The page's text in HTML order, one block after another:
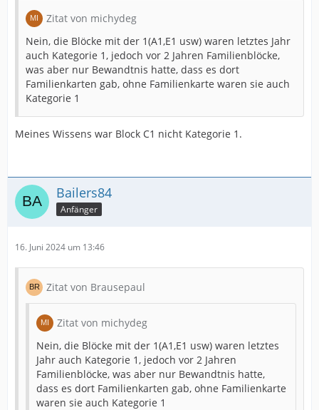
Zitat von michydeg
Nein, die Blöcke mit der 1(A1,E1 usw) waren letztes Jahr
auch Kategorie 1, jedoch vor 2 Jahren Familienblöcke,
was aber nur Bewandtnis hatte, dass es dort
Familienkarten gab, ohne Familienkarte waren sie auch
Kategorie 1
Meines Wissens war Block C1 nicht Kategorie 1.
Bailers84
Anfänger
16. Juni 2024 um 13:46
Zitat von Brausepaul
Zitat von michydeg
Nein, die Blöcke mit der 1(A1,E1 usw) waren letztes
Jahr auch Kategorie 1, jedoch vor 2 Jahren
Familienblöcke, was aber nur Bewandtnis hatte,
dass es dort Familienkarten gab, ohne Familienkarte
waren sie auch Kategorie 1